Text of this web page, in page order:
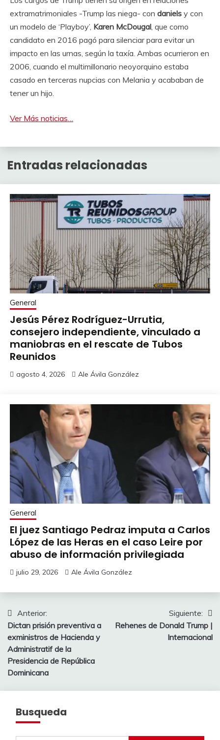
extramatrimoniales -Trump las niega- con daniels y con
un modelo de ‘Playboy’, Karen McDougal, que como
candidato en 2016 pagó para silenciar para evitar un
impacto en las urnas, según la taxía. Ambas ocurrieron en
2006, cuando el multimillonario neoyorquino estaba
casado en terceras nupcias con Melania y acababan de
tener un hijo.
Ver Más noticias…
Entradas relacionadas
General
Jesús Pérez Rodríguez-Urrutia,
consejero independiente, vinculado a
maniobras en el rescate de Tubos
Reunidos
agosto 4, 2026 Ale Ávila González
General
El juez Santiago Pedraz imputa a Carlos
López de las Heras en el caso Leire por
abuso de información privilegiada
julio 29, 2026 Ale Ávila González
Navegación
de
entradas
Anterior:
Dictan prisión preventiva a
exministros de Hacienda y
Administratif de la
Presidencia de República
Dominicana
Siguiente:
Rehenes de Donald Trump |
Internacional
Busqueda